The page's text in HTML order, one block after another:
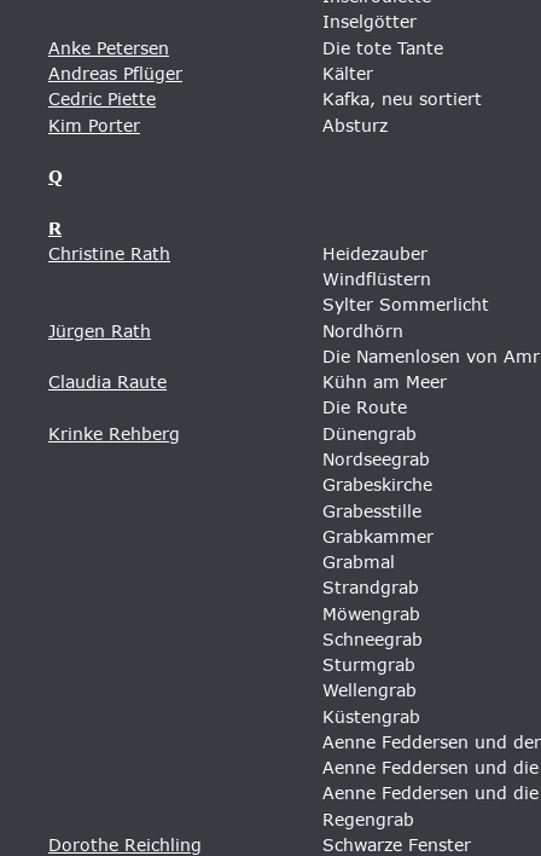
Inselgötter
Anke Petersen
Die tote Tante
Andreas Pflüger
Kälter
Cedric Piette
Kafka, neu sortiert
Kim Porter
Absturz
Q
R
Christine Rath
Heidezauber
Windflüstern
Sylter Sommerlicht
Jürgen Rath
Nordhörn
Die Namenlosen von
Claudia Raute
Kühn am Meer
Die Route
Krinke Rehberg
Dünengrab
Nordseegrab
Grabeskirche
Grabesstille
Grabkammer
Grabmal
Strandgrab
Möwengrab
Schneegrab
Sturmgrab
Wellengrab
Küstengrab
Aenne Feddersen und
Aenne Feddersen und
Aenne Feddersen und
Regengrab
Dorothe Reichling
Schwarze Fenster